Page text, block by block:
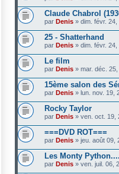
Claude Chabrol
par Denis » dim. févr. 24,
25 - Shatterhand
par Denis » dim. févr. 24,
Le film
par Denis » mar. déc.
15ème salon des
par Denis » lun. nov. 19,
Rocky Taylor
par Denis » ven. oct. 19,
===DVD ROT===
par Denis » jeu. août 09,
Les Monty Python....
par Denis » ven. juil. 06,